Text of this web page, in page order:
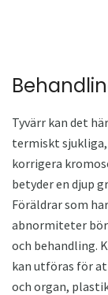
Tyvärr kan det
termiskt
korrigera
betyder en djup
Föräldrar som
abnormiteter
och behandling.
kan utföras för
och organ,